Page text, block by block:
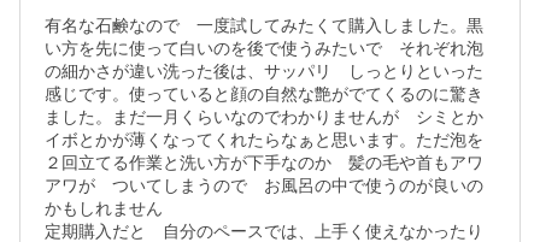
有名な石鹸なので　一度試してみたくて購入しました。黒
い方を先に使って白いのを後で使うみたいで　それぞれ泡
の細かさが違い洗った後は、サッパリ　しっとりといった
感じです。使っていると顔の自然な艶がでてくるのに驚き
ました。まだ一月くらいなのでわかりませんが　シミとか
イボとかが薄くなってくれたらなぁと思います。ただ泡を
２回立てる作業と洗い方が下手なのか　髪の毛や首もアワ
アワが　ついてしまうので　お風呂の中で使うのが良いの
かもしれません
定期購入だと　自分のペースでは、上手く使えなかったり